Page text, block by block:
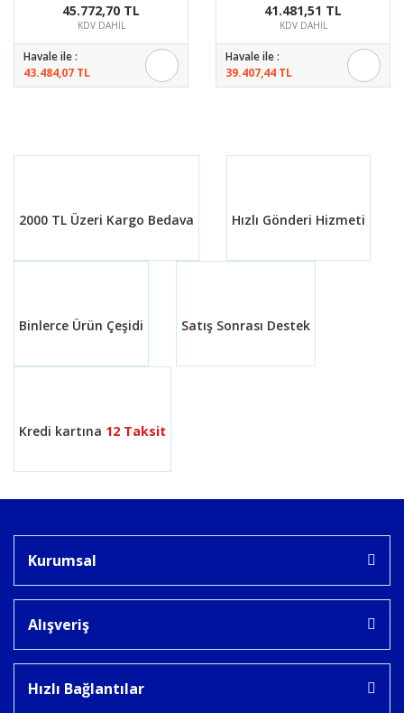
45.772,70 TL
KDV DAHİL
Havale ile :
43.484,07 TL
41.481,51 TL
KDV DAHİL
Havale ile :
39.407,44 TL
2000 TL Üzeri Kargo Bedava Hızlı Gönderi Hizmeti
Binlerce Ürün Çeşidi Satış Sonrası Destek
Kredi kartına 12 Taksit
Kurumsal
Alışveriş
Hızlı Bağlantılar